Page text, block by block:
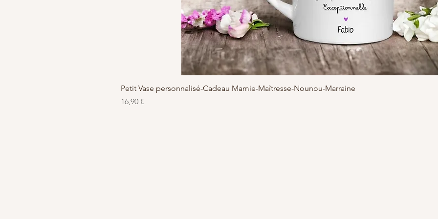
Petit Vase personnalisé-Cadeau Mamie-Maîtresse-Nounou-Marraine
Preis
16,90 €